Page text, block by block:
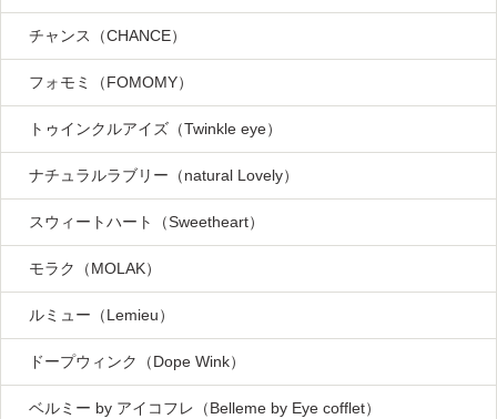
チャンス（CHANCE）
フォモミ（FOMOMY）
トゥインクルアイズ（Twinkle eye）
ナチュラルラブリー（natural Lovely）
スウィートハート（Sweetheart）
モラク（MOLAK）
ルミュー（Lemieu）
ドープウィンク（Dope Wink）
ベルミー by アイコフレ（Belleme by Eye cofflet）